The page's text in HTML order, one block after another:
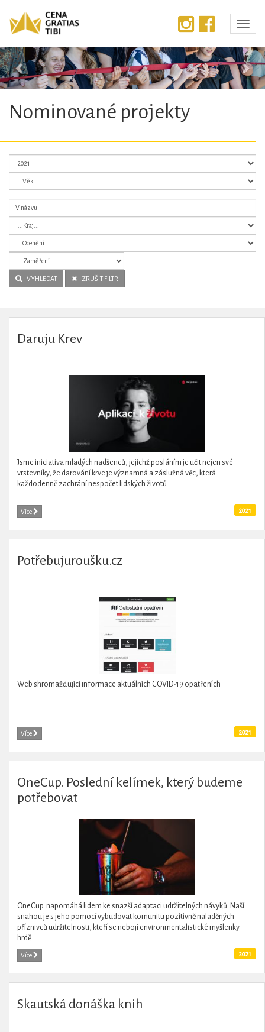
Předchozí
Nominované projekty
VYHLEDAT ZRUŠIT FILTR
Daruju Krev
Jsme iniciativa mladých nadšenců, jejichž posláním je učit nejen své
vrstevníky, že darování krve je významná a záslužná věc, která
každodenně zachrání nespočet lidských životů.
Více 2021
Potřebujuroušku.cz
Web shromažďující informace aktuálních COVID-19 opatřeních
Více 2021
OneCup. Poslední kelímek, který budeme
potřebovat
OneCup. napomáhá lidem ke snazší adaptaci udržitelných návyků. Naší
snahou je s jeho pomocí vybudovat komunitu pozitivně naladěných
příznivců udržitelnosti, kteří se nebojí environmentalistické myšlenky
hrdě...
Více 2021
Skautská donáška knih